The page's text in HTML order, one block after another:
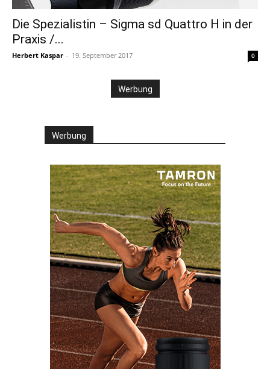
Die Spezialistin – Sigma sd Quattro H in der
Praxis /...
Herbert Kaspar - 19. September 2017 0
Werbung
Werbung